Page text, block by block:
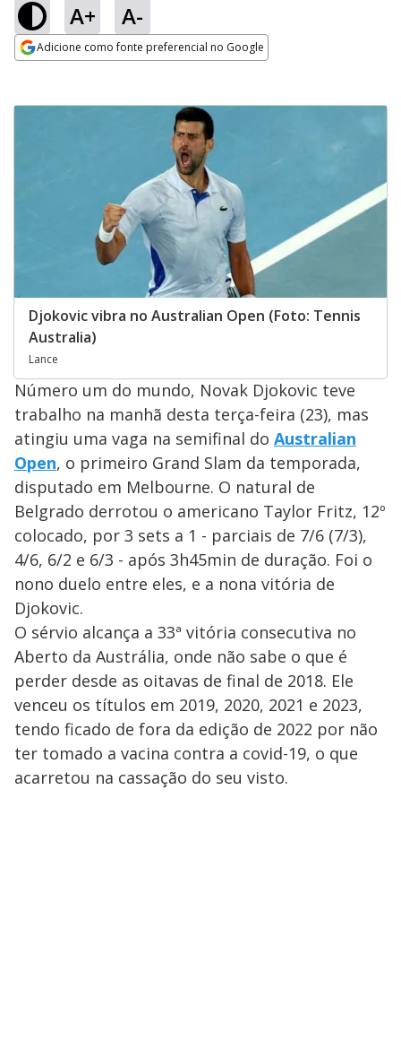
A+ A-
Adicione como fonte preferencial no Google
Djokovic vibra no Australian Open (Foto: Tennis
Australia)
Lance
Número um do mundo, Novak Djokovic teve
trabalho na manhã desta terça-feira (23), mas
atingiu uma vaga na semifinal do Australian
Open, o primeiro Grand Slam da temporada,
disputado em Melbourne. O natural de
Belgrado derrotou o americano Taylor Fritz, 12º
colocado, por 3 sets a 1 - parciais de 7/6 (7/3),
4/6, 6/2 e 6/3 - após 3h45min de duração. Foi o
nono duelo entre eles, e a nona vitória de
Djokovic.
O sérvio alcança a 33ª vitória consecutiva no
Aberto da Austrália, onde não sabe o que é
perder desde as oitavas de final de 2018. Ele
venceu os títulos em 2019, 2020, 2021 e 2023,
tendo ficado de fora da edição de 2022 por não
ter tomado a vacina contra a covid-19, o que
acarretou na cassação do seu visto.